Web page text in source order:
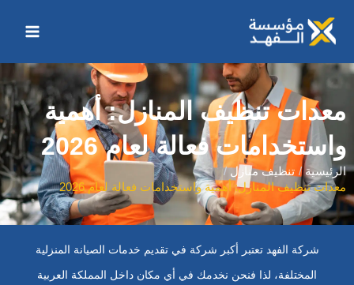
المحتوى
معدات تنظيف المنازل: أهمية
واستخدامات فعالة لعام 2026
الرئيسية
تنظيف منازل
معدات تنظيف المنازل: أهمية واستخدامات فعالة لعام 2026
شركة الفهد تعتبر أكبر شركة في تقديم خدمات الصيانة المنزلية
المختلفة، لذا فنحن نخدمك في أي مكان داخل المملكة العربية